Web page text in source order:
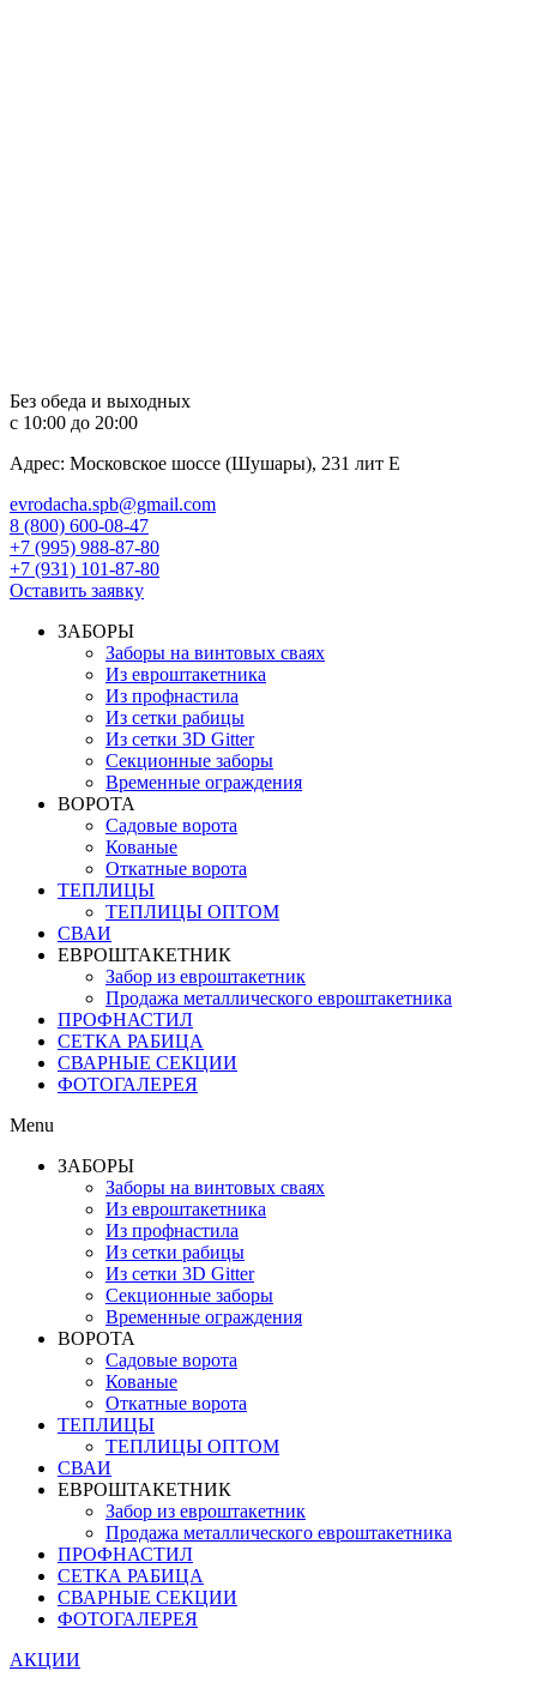
Без обеда и выходных
с 10:00 до 20:00
Адрес: Московское шоссе (Шушары), 231 лит Е
evrodacha.spb@gmail.com
8 (800) 600-08-47
+7 (995) 988-87-80
+7 (931) 101-87-80
Оставить заявку
ЗАБОРЫ
Заборы на винтовых сваях
Из евроштакетника
Из профнастила
Из сетки рабицы
Из сетки 3D Gitter
Секционные заборы
Временные ограждения
ВОРОТА
Садовые ворота
Кованые
Откатные ворота
ТЕПЛИЦЫ
ТЕПЛИЦЫ ОПТОМ
СВАИ
ЕВРОШТАКЕТНИК
Забор из евроштакетник
Продажа металлического евроштакетника
ПРОФНАСТИЛ
СЕТКА РАБИЦА
СВАРНЫЕ СЕКЦИИ
ФОТОГАЛЕРЕЯ
Menu
ЗАБОРЫ
Заборы на винтовых сваях
Из евроштакетника
Из профнастила
Из сетки рабицы
Из сетки 3D Gitter
Секционные заборы
Временные ограждения
ВОРОТА
Садовые ворота
Кованые
Откатные ворота
ТЕПЛИЦЫ
ТЕПЛИЦЫ ОПТОМ
СВАИ
ЕВРОШТАКЕТНИК
Забор из евроштакетник
Продажа металлического евроштакетника
ПРОФНАСТИЛ
СЕТКА РАБИЦА
СВАРНЫЕ СЕКЦИИ
ФОТОГАЛЕРЕЯ
АКЦИИ